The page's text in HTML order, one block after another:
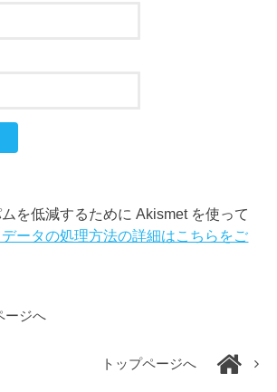
を低減するために Akismet を使って
ータの処理方法の詳細はこちらをご
ージへ
トップページへ